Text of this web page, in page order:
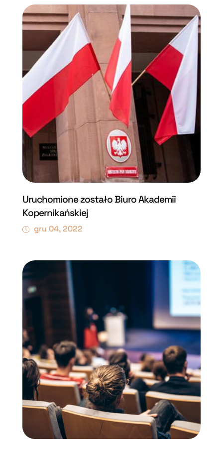
Uruchomione zostało Biuro Akademii
Kopernikańskiej
gru 04, 2022